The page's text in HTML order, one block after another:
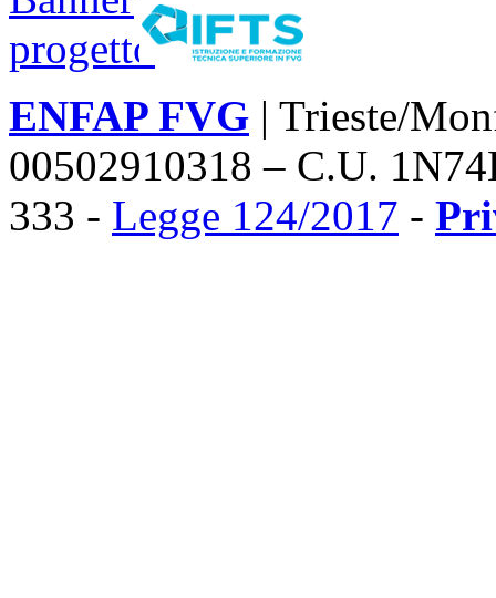
ENFAP FVG | Trieste/
00502910318 – C.U.
333 - Legge 124/2017 -